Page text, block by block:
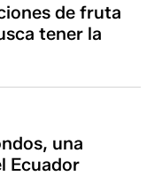
de fruta
tener la
una
Ecuador